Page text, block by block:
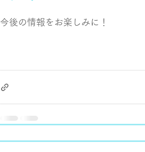
今後の情報をお楽しみに！